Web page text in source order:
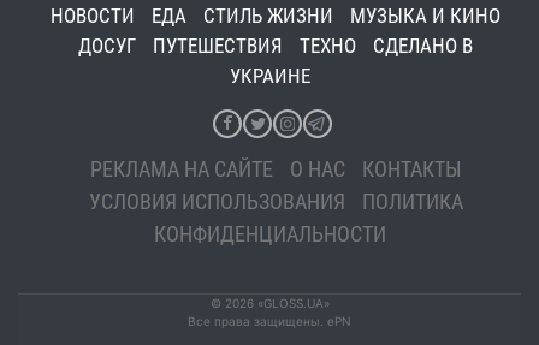
НОВОСТИ ЕДА СТИЛЬ ЖИЗНИ
МУЗЫКА И КИНО
ДОСУГ
ПУТЕШЕСТВИЯ ТЕХНО
СДЕЛАНО В
УКРАИНЕ
РЕКЛАМА НА САЙТЕ О НАС
КОНТАКТЫ
УСЛОВИЯ ИСПОЛЬЗОВАНИЯ
ПОЛИТИКА
КОНФИДЕНЦИАЛЬНОСТИ
© 2026 «GLOSS.UA»
Все права защищены. ePN